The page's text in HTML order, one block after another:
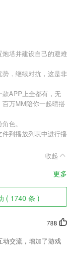
塔并建设自己的避难
，继续对抗，这是非
款APP上全都有，无
万MM陪你一起晒搭
色。
到播放列表中进行播
收起
更多
( 1740 条 )
788
动交流，增加了游戏